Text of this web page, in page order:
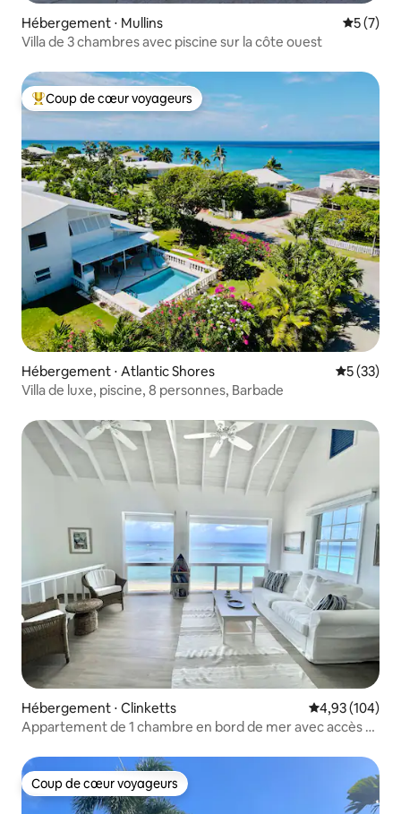
Hébergement ⋅ Mullins
5 (7)
Villa de 3 chambres avec piscine sur la côte ouest
Coups de cœur voyageurs les plus appréciés
Coup de cœur voyageurs
Hébergement ⋅ Atlantic Shores
5 (33)
Villa de luxe, piscine, 8 personnes, Barbade
Hébergement ⋅ Clinketts Évaluation
4,93 (104)
Appartement de 1 chambre en bord de mer avec accès à
Coup de cœur voyageurs
Coup de cœur voyageurs